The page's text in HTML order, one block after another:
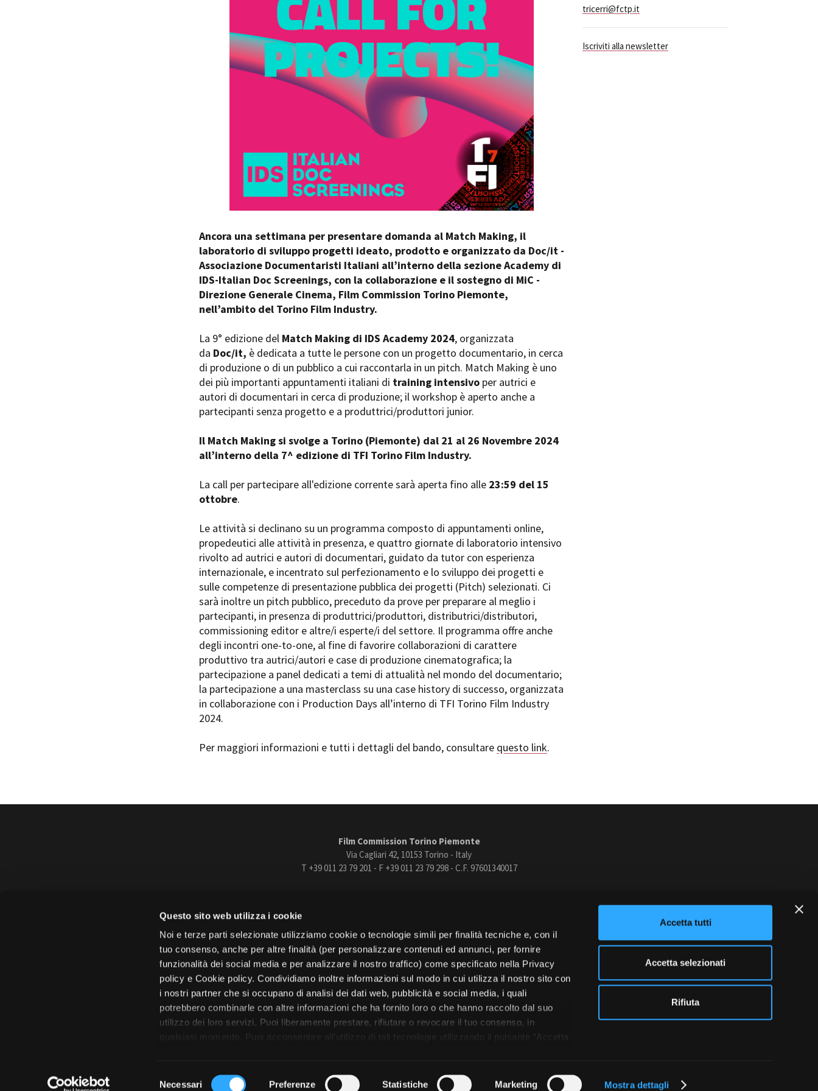
Questo sito web utilizza i cookie
Noi e terze parti selezionate utilizziamo cookie o tecnologie simili per finalità tecniche e, con il
tuo consenso, anche per altre finalità (per personalizzare contenuti ed annunci, per fornire
funzionalità dei social media e per analizzare il nostro traffico) come specificato nella Privacy
policy e Cookie policy. Condividiamo inoltre informazioni sul modo in cui utilizza il nostro sito con
i nostri partner che si occupano di analisi dei dati web, pubblicità e social media, i quali
potrebbero combinarle con altre informazioni che ha fornito loro o che hanno raccolto dal suo
utilizzo dei loro servizi. Puoi liberamente prestare, rifiutare o revocare il tuo consenso, in
qualsiasi momento. Puoi acconsentire all’utilizzo di tali tecnologie utilizzando il pulsante “Accetta
Necessari Preferenze Statistiche Marketing Mostra dettagli
Accetta tutti
Accetta selezionati
Rifiuta
Amministrazione trasparente
Sostenibilità ambientale
Piemonte Film Tv Development Fund
Piemonte Doc Film Fund
Short Film Fund
LOCATION GUIDE
FILM DATABASE
BOOK DATABASE
NEWS
Anteprime in Piemonte
TFI Torino Film Industry - Production
Days
Guarda che storia!
La Grazia - Immagini e location della
Torino di Paolo Sorrentino
Open Day
Ciak in TOur!
Cinematografica Venezia
Toronto International Film Festival
Festa del Cinema di Roma
Torino Film Festival
Nastri d’Argento
Premio Solinas
STRUMENTI
Location - Accedi al tuo profilo
Location - Nuovo utente
Newsletter
Stage - Tirocini - Scuola e Lavoro
Elenco Operatori Economici per
affidamento lavori in economia
Amministrazione trasparente Bandi e gare Contatti Privacy Cookie policy Whistleblowing Credits
Ancora una settimana per presentare domanda al Match Making, il
laboratorio di sviluppo progetti ideato, prodotto e organizzato da Doc/it -
Associazione Documentaristi Italiani all’interno della sezione Academy di
IDS-Italian Doc Screenings, con la collaborazione e il sostegno di MiC -
Direzione Generale Cinema, Film Commission Torino Piemonte,
nell’ambito del Torino Film Industry.
La 9° edizione del Match Making di IDS Academy 2024, organizzata
da Doc/it, è dedicata a tutte le persone con un progetto documentario, in cerca
di produzione o di un pubblico a cui raccontarla in un pitch. Match Making è uno
dei più importanti appuntamenti italiani di training intensivoper autrici e
autori di documentari in cerca di produzione; il workshop è aperto anche a
partecipanti senza progetto e a produttrici/produttori junior.
Il Match Making si svolge a Torino (Piemonte) dal 21 al 26 Novembre 2024
all’interno della 7^ edizione di TFI Torino Film Industry.
La call per partecipare all'edizione corrente sarà aperta fino alle 23:59 del 15
ottobre.
Le attività si declinano su un programma composto di appuntamenti online,
propedeutici alle attività in presenza, e quattro giornate di laboratorio intensivo
rivolto ad autrici e autori di documentari, guidato da tutor con esperienza
internazionale, e incentrato sul perfezionamento e lo sviluppo dei progetti e
sulle competenze di presentazione pubblica dei progetti (Pitch) selezionati. Ci
sarà inoltre un pitch pubblico, preceduto da prove per preparare al meglio i
partecipanti, in presenza di produttrici/produttori, distributrici/distributori,
commissioning editor e altre/i esperte/i del settore. Il programma offre anche
degli incontri one-to-one, al fine di favorire collaborazioni di carattere
produttivo tra autrici/autori e case di produzione cinematografica; la
partecipazione a panel dedicati a temi di attualità nel mondo del documentario;
la partecipazione a una masterclass su una case history di successo, organizzata
in collaborazione con i Production Days all’interno di TFI Torino Film Industry
2024.
Per maggiori informazioni e tutti i dettagli del bando, consultare questo link.
tricerri@fctp.it
Iscriviti alla newsletter
Film Commission Torino Piemonte
Via Cagliari 42, 10153 Torino - Italy
T +39 011 23 79 201 - F +39 011 23 79 298 - C.F. 97601340017
FacebookInstagramYoutubeVimeo
Città di Torino Regione Piemonte
© 2026 Fondazione Film Commission Torino Piemonte. Tutti i diritti riservati.